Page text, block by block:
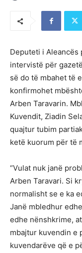
Deputeti i Aleancës
intervistë për
së do të mbahet të
konfirmohet
Arben Taravarin.
Kuvendit, Ziadin
quajtur tubim
ketë kuorum për të
“Vulat nuk janë
Arben Taravari. Si
normalisht se e ka
Janë mbledhur
edhe nënshkrime,
mbajtur kuvendin e
kuvendarëve që e